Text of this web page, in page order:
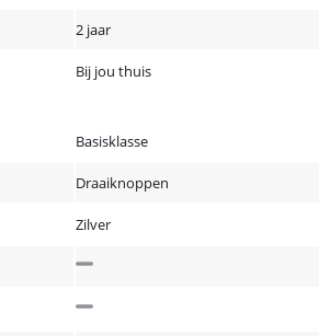
2 jaar
Bij jou thuis
Basisklasse
Draaiknoppen
Zilver